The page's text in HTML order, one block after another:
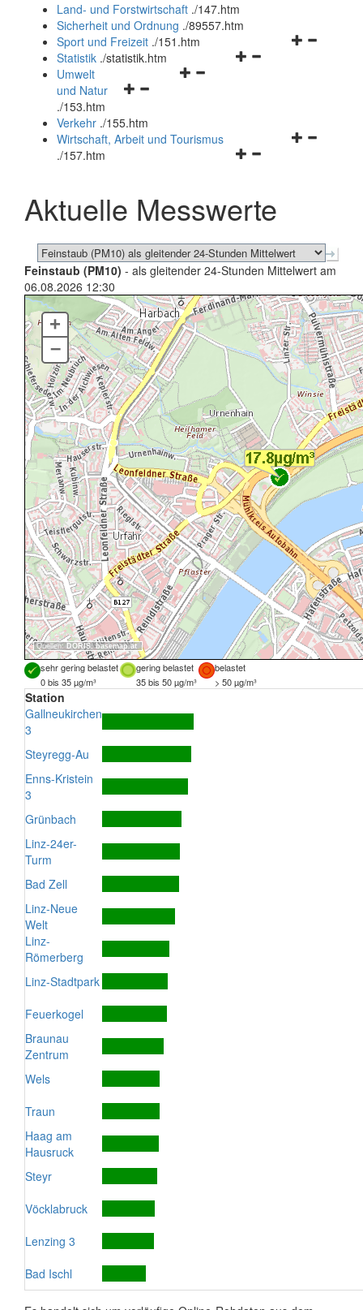
und
schließen
Land- und Forstwirtschaft ./147.htm
Sicherheit und Ordnung ./89557.htm
Navigationsmenü
Sport und Freizeit ./151.htm
Navigationsmenü
Statistik ./statistik.htm
Navigationsmenü
und
schließen
Umwelt
und Natur
./153.htm
Verkehr ./155.htm
Navigationsmenü
schließen
Wirtschaft, Arbeit und Tourismus
./157.htm
Aktuelle Messwerte
Feinstaub (PM10) - als gleitender 24-Stunden Mittelwert am
06.08.2026 12:30
Quellen: DORIS,basemap.at
+
–
sehr gering belastet gering belastet
belastet
0 bis 35 µg/m³
35 bis 50 µg/m³ > 50 µg/m³
Station
Gallneukirchen
3
Steyregg-Au
Enns-Kristein
3
Grünbach
Linz-24er-
Turm
Bad Zell
Linz-Neue
Welt
Linz-
Römerberg
Linz-Stadtpark
Feuerkogel
Braunau
Zentrum
Wels
Traun
Haag am
Hausruck
Steyr
Vöcklabruck
Lenzing 3
Bad Ischl